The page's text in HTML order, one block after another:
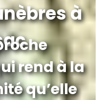
à
rend à la
qu’elle